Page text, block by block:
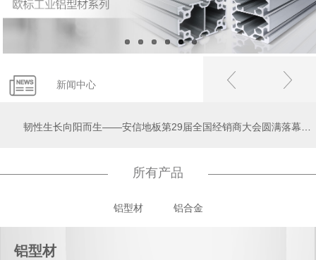
新闻中心
浙江好运木业有限公司 - 26/03/09
我是大房东红包版新版 - 26/03/10
2026运动木地板优质品牌推荐榜单 - 26/03/10
所有产品
铝型材 铝合金
铝型材